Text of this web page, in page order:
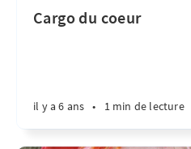
Cargo du coeur
il y a 6 ans • 1 min de lecture